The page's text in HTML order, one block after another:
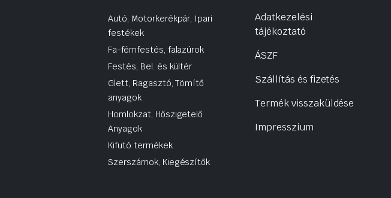
Autó, Motorkerékpár, Ipari
festékek
Fa-fémfestés, falazúrok
Festés, Bel. és kültér
Glett, Ragasztó, Tömítő
anyagok
Homlokzat, Hőszigetelő
Anyagok
Kifutó termékek
Szerszámok, Kiegészítők
Adatkezelési
tájékoztató
ÁSZF
Szállítás és fizetés
Termék visszaküldése
Impresszium